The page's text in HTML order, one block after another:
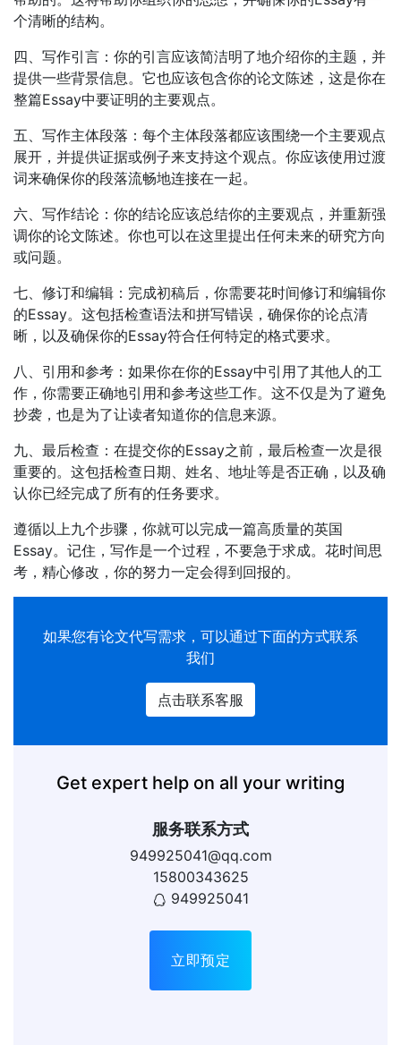
个清晰的结构。
四、写作引言：你的引言应该简洁明了地介绍你的主题，并
提供一些背景信息。它也应该包含你的论文陈述，这是你在
整篇Essay中要证明的主要观点。
五、写作主体段落：每个主体段落都应该围绕一个主要观点
展开，并提供证据或例子来支持这个观点。你应该使用过渡
词来确保你的段落流畅地连接在一起。
六、写作结论：你的结论应该总结你的主要观点，并重新强
调你的论文陈述。你也可以在这里提出任何未来的研究方向
或问题。
七、修订和编辑：完成初稿后，你需要花时间修订和编辑你
的Essay。这包括检查语法和拼写错误，确保你的论点清
晰，以及确保你的Essay符合任何特定的格式要求。
八、引用和参考：如果你在你的Essay中引用了其他人的工
作，你需要正确地引用和参考这些工作。这不仅是为了避免
抄袭，也是为了让读者知道你的信息来源。
九、最后检查：在提交你的Essay之前，最后检查一次是很
重要的。这包括检查日期、姓名、地址等是否正确，以及确
认你已经完成了所有的任务要求。
遵循以上九个步骤，你就可以完成一篇高质量的英国
Essay。记住，写作是一个过程，不要急于求成。花时间思
考，精心修改，你的努力一定会得到回报的。
如果您有论文代写需求，可以通过下面的方式联系
我们
点击联系客服
Get expert help on all your writing
服务联系方式
949925041@qq.com
15800343625
949925041
立即预定